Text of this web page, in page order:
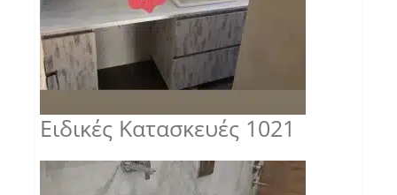
Ειδικές Κατασκευές 1021